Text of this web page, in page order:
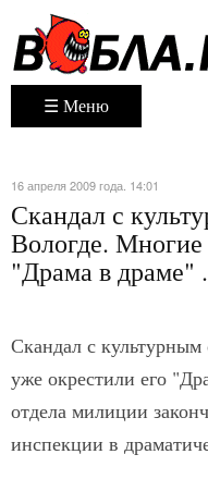
☰ Меню
16 апреля 2009 года. 14:01
Скандал с
Вологде. Многие
"Драма в драме"
Скандал с
уже окрестили его
отдела милиции
инспекции в